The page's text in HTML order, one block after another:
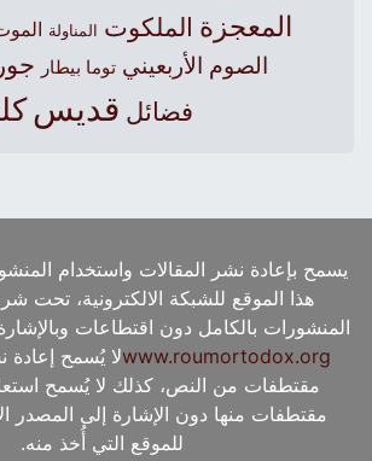
المعجزة الملكوت المناولة الموت
الصوم الأربعيني توما بيطار
فضائل قديس
يسمح بإعادة نشر المقالات واستخدام
هذا الموقع للشبكة الالكترونية، تحت
المنشورات بالكامل دون اقتطاعات
www.roumortodox.orgلا يُسمح إعادة
مقتطفات من النص، كذلك لا يُسمح
مقتطفات منها دون الإشارة إلى المصدر
للموقع التي أُخذ منه.